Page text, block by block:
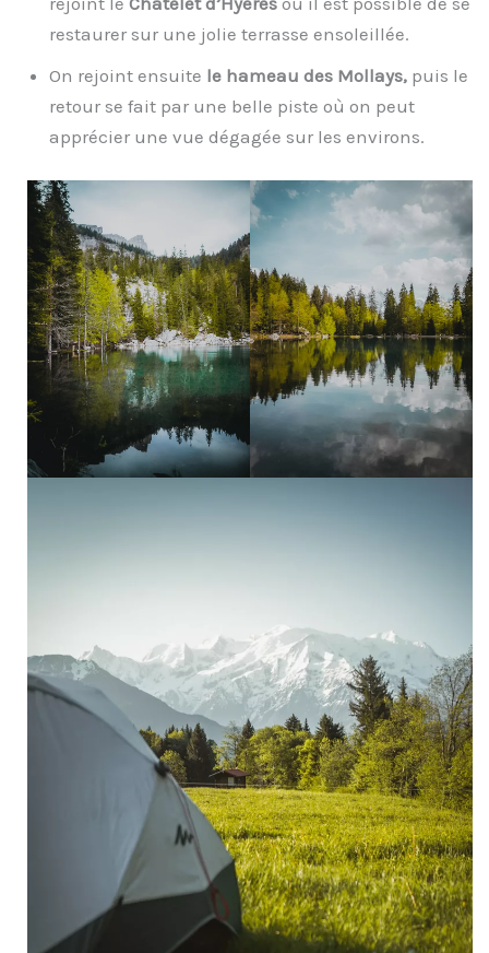
restaurer sur une jolie terrasse ensoleillée.
On rejoint ensuite le hameau des Mollays, puis le
retour se fait par une belle piste où on peut
apprécier une vue dégagée sur les environs.